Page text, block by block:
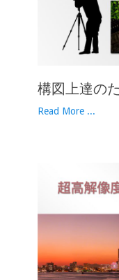
構図上達の
Read More ...